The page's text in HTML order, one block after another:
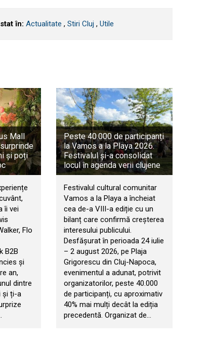
în: Actualitate , Stiri Cluj , Utile
Mall
și poți
îi vei
Flo
B2B
și
an,
dintre
și ți-a
Peste 40.000 de participanți
la Vamos a la Playa 2026.
Festivalul și-a consolidat
locul în agenda verii clujene
Festivalul cultural comunitar
Vamos a la Playa a încheiat
cea de-a VIII-a ediție cu un
bilanț care confirmă creșterea
interesului publicului.
Desfășurat în perioada 24 iulie
– 2 august 2026, pe Plaja
Grigorescu din Cluj-Napoca,
evenimentul a adunat, potrivit
organizatorilor, peste 40.000
de participanți, cu aproximativ
40% mai mulți decât la ediția
precedentă. Organizat de…